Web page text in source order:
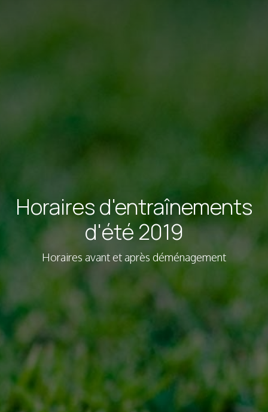
Horaires d'entraînements
d'été 2019
Horaires avant et après déménagement